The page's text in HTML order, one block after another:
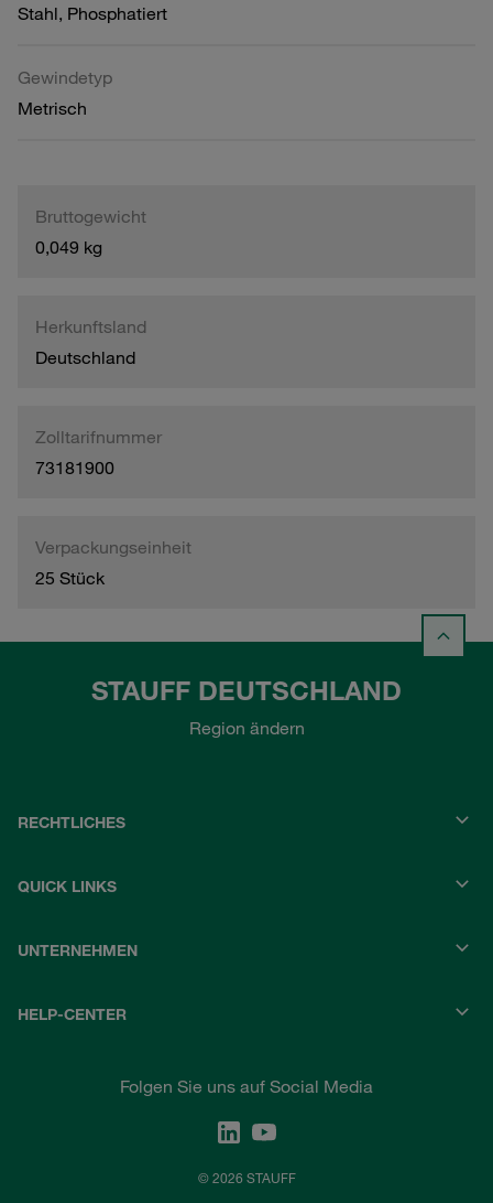
Stahl, Phosphatiert
Gewindetyp
Metrisch
Bruttogewicht
0,049 kg
Herkunftsland
Deutschland
Zolltarifnummer
73181900
Verpackungseinheit
25 Stück
STAUFF DEUTSCHLAND
Region ändern
RECHTLICHES
QUICK LINKS
UNTERNEHMEN
HELP-CENTER
Folgen Sie uns auf Social Media
© 2026 STAUFF